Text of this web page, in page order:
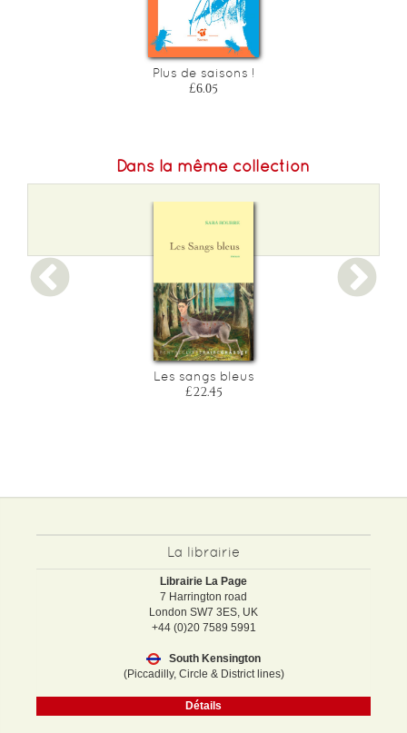
Plus de saisons !
£6.05
Dans la même collection
Les sangs bleus
£22.45
La librairie
Librairie La Page
7 Harrington road
London SW7 3ES, UK
+44 (0)20 7589 5991
South Kensington
(Piccadilly, Circle & District lines)
Détails